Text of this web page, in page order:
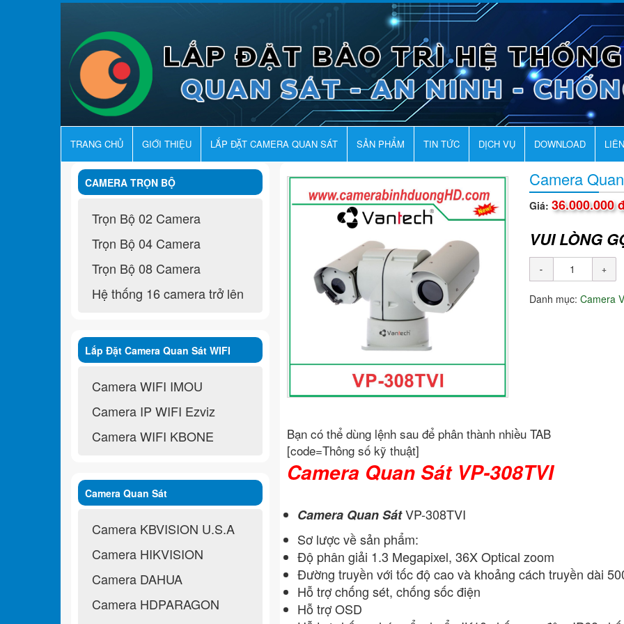
TRANG CHỦ GIỚI THIỆU LẮP ĐẶT CAMERA QUAN SÁT SẢN PHẨM TIN TỨC DỊCH VỤ DOWNLOAD
Camera
Giá: 36.000.000
VUI LÒNG
Danh mục: Camera
Bạn có thể dùng lệnh sau để phân thành nhiều TAB
[code=Thông số kỹ thuật]
Camera Quan Sát VP-308TVI
Camera Quan SátVP-308TVI
Sơ lược về sản phẩm:
Độ phân giải 1.3 Megapixel, 36X Optical zoom
Đường truyền với tốc độ cao và khoảng cách truyền dài
Hỗ trợ chống sét, chống sốc điện
Hỗ trợ OSD
CAMERA TRỌN BỘ
Trọn Bộ 02 Camera
Trọn Bộ 04 Camera
Trọn Bộ 08 Camera
Hệ thống 16 camera trở lên
Lắp Đặt Camera Quan Sát WIFI
Không Dây
Camera WIFI IMOU
Camera IP WIFI Ezviz
Camera WIFI KBONE
Camera Quan Sát
Camera KBVISION U.S.A
Camera HIKVISION
Camera DAHUA
Camera HDPARAGON